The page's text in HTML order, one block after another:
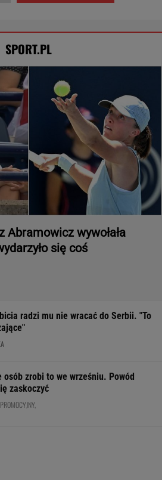
SPORT.PL
Abramowicz wywołała
się coś
radzi mu nie wracać do Serbii. "To
osób zrobi to we wrześniu. Powód
zaskoczyć